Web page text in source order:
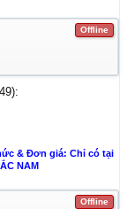
Offline
& Đơn giá: Chỉ có tại
NAM
Offline